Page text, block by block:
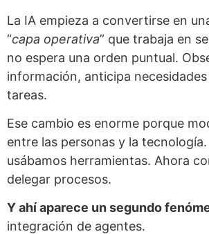
La IA empieza a convertirse en
“capa operativa” que trabaja en
no espera una orden puntual.
información, anticipa
tareas.
Ese cambio es enorme porque
entre las personas y la
usábamos herramientas. Ahora
delegar procesos.
Y ahí aparece un segundo
integración de agentes.